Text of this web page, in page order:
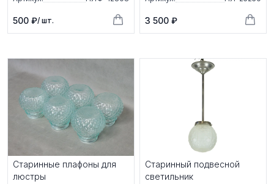
500 ₽/ шт. 3 500 ₽
Старинные плафоны для
люстры
Старинный подвесной
светильник